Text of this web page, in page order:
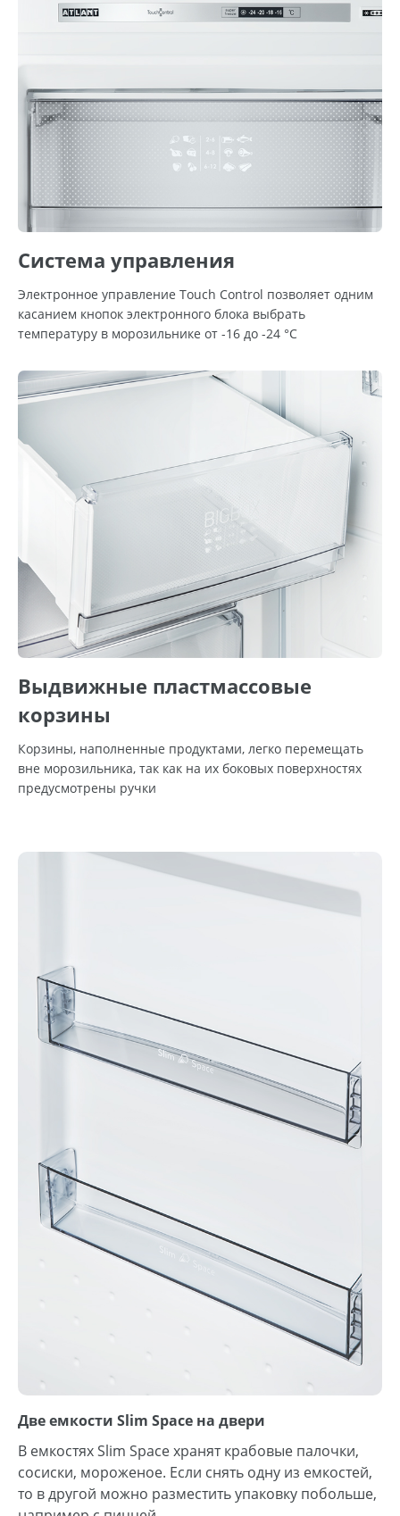
Система управления
Электронное управление Touch Control позволяет одним
касанием кнопок электронного блока выбрать
температуру в морозильнике от -16 до -24 °С
Выдвижные пластмассовые
корзины
Корзины, наполненные продуктами, легко перемещать
вне морозильника, так как на их боковых поверхностях
предусмотрены ручки
Две емкости Slim Space на двери
В емкостях Slim Space хранят крабовые палочки,
сосиски, мороженое. Если снять одну из емкостей,
то в другой можно разместить упаковку побольше,